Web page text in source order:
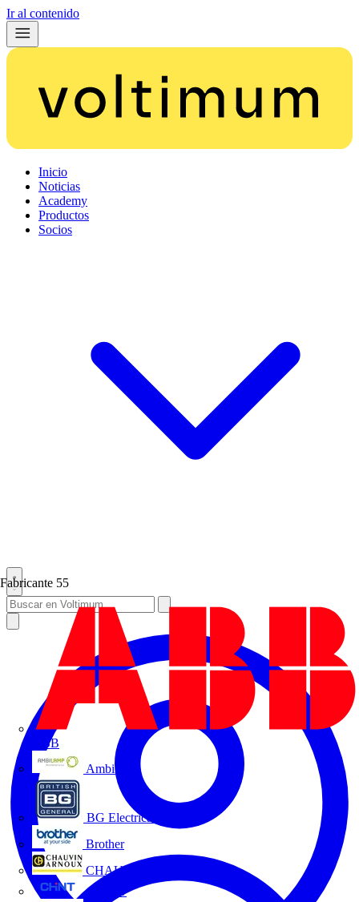
Ir al contenido
Inicio
Noticias
Academy
Productos
Socios
Fabricante 55
ABB
Ambilamp
BG Electrical
Brother
CHAUVIN ARNOUX
CHINT